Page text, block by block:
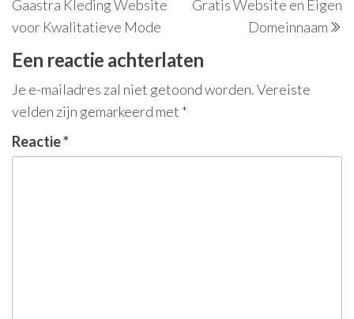
Gaastra Kleding Website
voor Kwalitatieve Mode
Gratis Website en Eigen
Domeinnaam
Een reactie achterlaten
Je e-mailadres zal niet getoond worden.Vereiste
velden zijn gemarkeerd met *
Reactie*